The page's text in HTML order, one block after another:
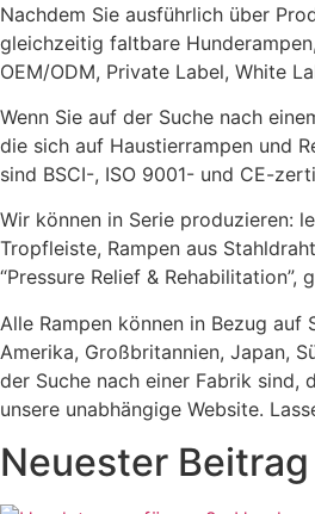
Nachdem Sie ausführlich über
gleichzeitig faltbare
OEM/ODM, Private Label, White
Wenn Sie auf der Suche nach
die sich auf Haustierrampen und
sind BSCI-, ISO 9001- und CE-
Wir können in Serie produzieren:
Tropfleiste, Rampen aus
“Pressure Relief & Rehabilitation”,
Alle Rampen können in Bezug
Amerika, Großbritannien, Japan,
der Suche nach einer Fabrik sind,
unsere unabhängige Website.
Neuester Beitrag